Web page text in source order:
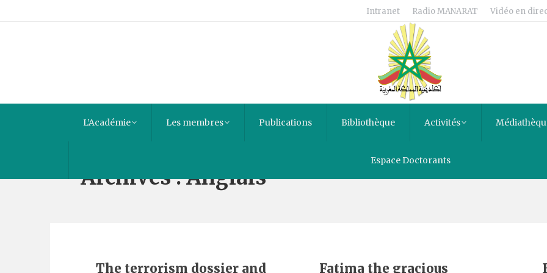
Intranet Radio MANARAT Vidéo en
L’Académie Les membres Publications Bibliothèque Activités
Espace Doctorants
Archives :Anglais
The terrorism dossier and
Fatima the gracious